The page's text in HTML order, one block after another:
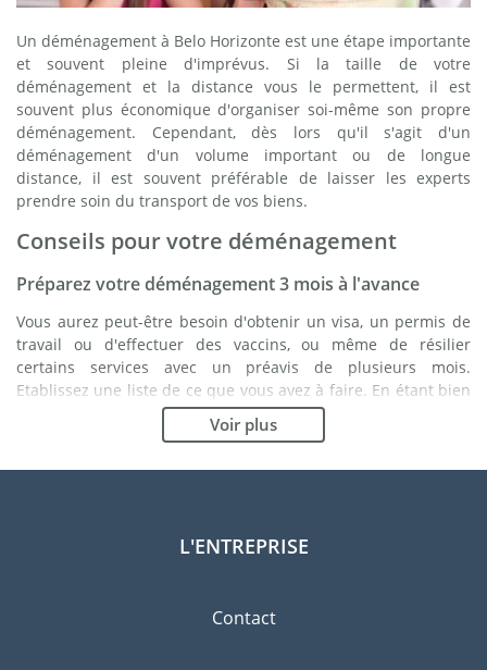
Un déménagement à Belo Horizonte est une étape importante
et souvent pleine d'imprévus. Si la taille de votre
déménagement et la distance vous le permettent, il est
souvent plus économique d'organiser soi-même son propre
déménagement. Cependant, dès lors qu'il s'agit d'un
déménagement d'un volume important ou de longue
distance, il est souvent préférable de laisser les experts
prendre soin du transport de vos biens.
Conseils pour votre déménagement
Préparez votre déménagement 3 mois à l'avance
Vous aurez peut-être besoin d'obtenir un visa, un permis de
travail ou d'effectuer des vaccins, ou même de résilier
certains services avec un préavis de plusieurs mois.
Etablissez une liste de ce que vous avez à faire. En étant bien
organisé, vous vous assurez du bon déroulement de votre
Choisissez le bon déménageur
régulation indépendants tels que la FIDI vous permettront
qualité internes, la variété des emballages disponibles ainsi
Voir plus
L'ENTREPRISE
Contact